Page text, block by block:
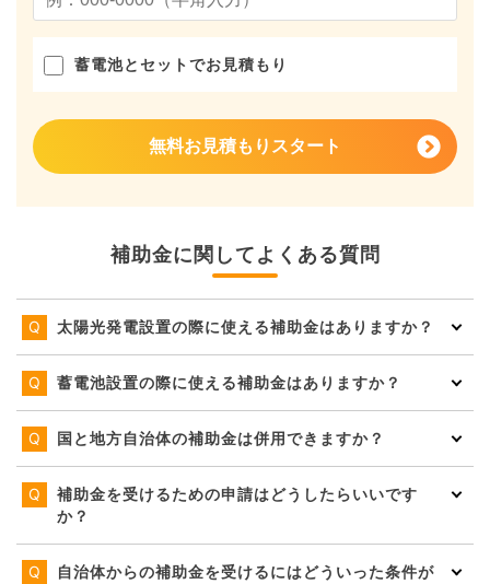
蓄電池とセットでお見積もり
無料お見積もりスタート
補助金に関してよくある質問
太陽光発電設置の際に使える補助金はありますか？
蓄電池設置の際に使える補助金はありますか？
国と地方自治体の補助金は併用できますか？
補助金を受けるための申請はどうしたらいいです
か？
自治体からの補助金を受けるにはどういった条件が